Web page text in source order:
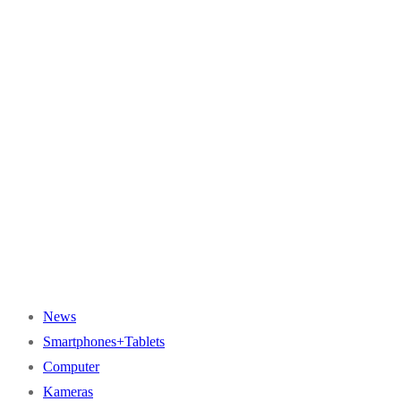
News
Smartphones+Tablets
Computer
Kameras